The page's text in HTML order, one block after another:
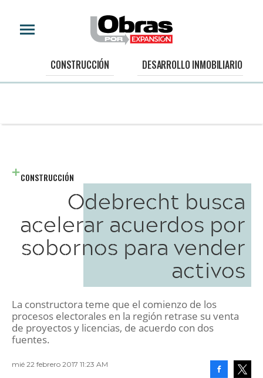
CONSTRUCCIÓN DESARROLLO INMOBILIARIO
CONSTRUCCIÓN
Odebrecht busca
acelerar acuerdos por
sobornos para vender
activos
La constructora teme que el comienzo de los
procesos electorales en la región retrase su venta
de proyectos y licencias, de acuerdo con dos
fuentes.
mié 22 febrero 2017 11:23 AM